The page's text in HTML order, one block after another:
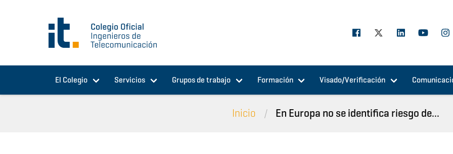
El Colegio Servicios Grupos de trabajo Formación Visado/Verificación
Inicio En Europa no se identifica riesgo de...